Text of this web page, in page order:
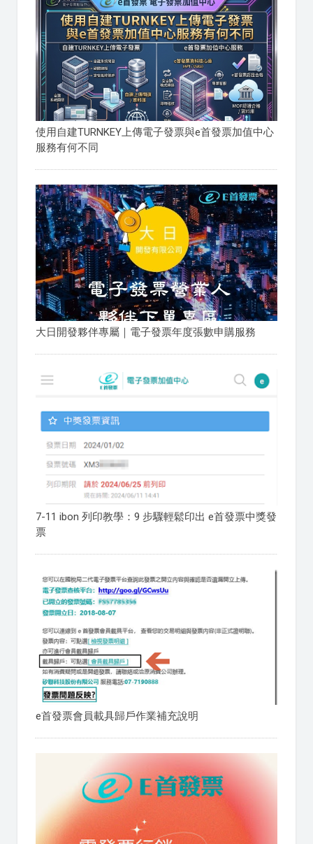
使用自建TURNKEY上傳電子發票與e首發票加值中心
服務有何不同
大日開發夥伴專屬｜電子發票年度張數申購服務
7-11 ibon 列印教學：9 步驟輕鬆印出 e首發票中獎發
票
e首發票會員載具歸戶作業補充說明